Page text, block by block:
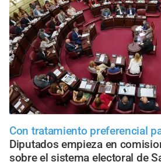
Con tratamiento preferencial
Diputados empieza en
sobre el sistema electoral de